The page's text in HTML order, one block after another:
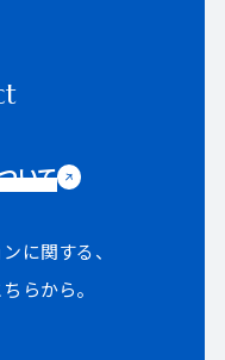
いて
に関する、
らから。